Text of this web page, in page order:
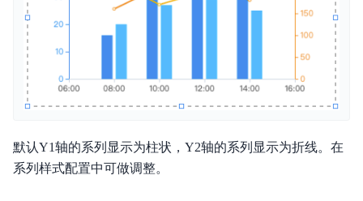
默认Y1轴的系列显示为柱状，Y2轴的系列显示为折线。在
系列样式配置中可做调整。